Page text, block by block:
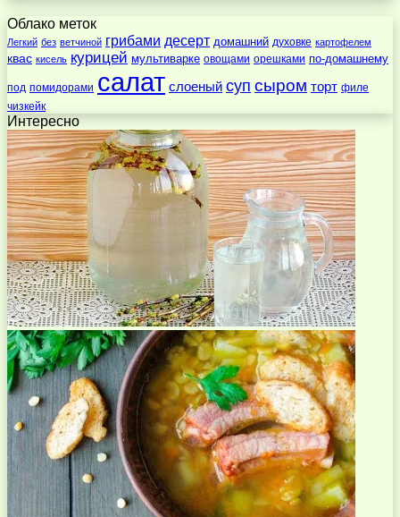
Облако меток
Легкий без ветчиной грибами десерт домашний духовке картофелем
квас кисель курицей мультиварке овощами орешками по-домашнему
под помидорами салат слоеный суп сыром торт филе
чизкейк
Интересно